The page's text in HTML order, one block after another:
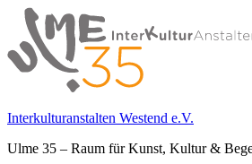
Springe
zum
Inhalt
Interkulturanstalten Westend e.V.
Ulme 35 – Raum für Kunst, Kultur &